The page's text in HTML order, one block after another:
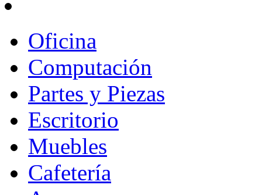
Oficina
Computación
Partes y Piezas
Escritorio
Muebles
Cafetería